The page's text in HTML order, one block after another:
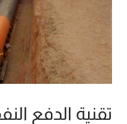
تقنية الدفع